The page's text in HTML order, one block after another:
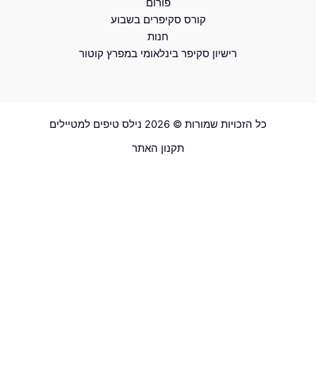
פורום
קורס סקיפרים בשבוע
חנות
רישיון סקיפר בינלאומי במפרץ קוטור
כל הזכויות שמורות © 2026 נילס טיפים למטיילים
תקנון האתר